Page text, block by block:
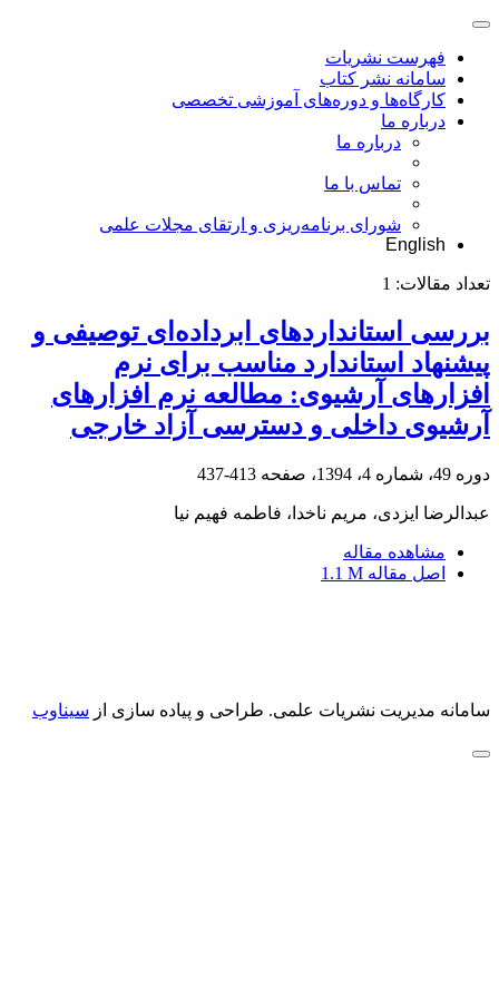
فهرست نشریات
سامانه نشر کتاب
کارگاه‌ها و دوره‌های آموزشی تخصصی
درباره ما
درباره ما
تماس با ما
شورای برنامه‌ریزی و ارتقای مجلات علمی
English
تعداد مقالات: 1
بررسی استانداردهای ابرداده‌ای توصیفی و
پیشنهاد استاندارد مناسب برای نرم
افزارهای آرشیوی: مطالعه نرم افزارهای
آرشیوی داخلی و دسترسی آزاد خارجی
دوره 49، شماره 4، 1394، صفحه 413-437
عبدالرضا ایزدی، مریم ناخدا، فاطمه فهیم نیا
مشاهده مقاله
اصل مقاله 1.1 M
سامانه مدیریت نشریات علمی. طراحی و پیاده سازی از سیناوب